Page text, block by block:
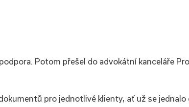
Potom přešel do advokátní kanceláře
pro jednotlivé klienty, ať už se